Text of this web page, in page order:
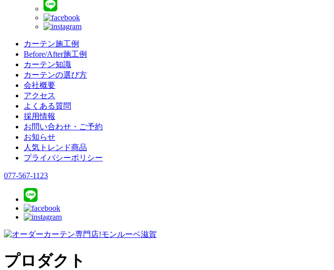
カーテン施工例
Before/After施工例
カーテン知識
カーテンの選び方
会社概要
アクセス
よくある質問
採用情報
お問い合わせ・ご予約
お知らせ
人気トレンド商品
プライバシーポリシー
077-567-1123
プロダクト